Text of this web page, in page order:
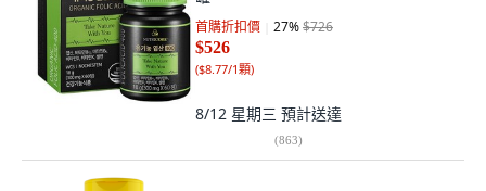
首購折扣價 27%$726
$526
($8.77/1顆)
8/12 星期三 預計送達
(863)